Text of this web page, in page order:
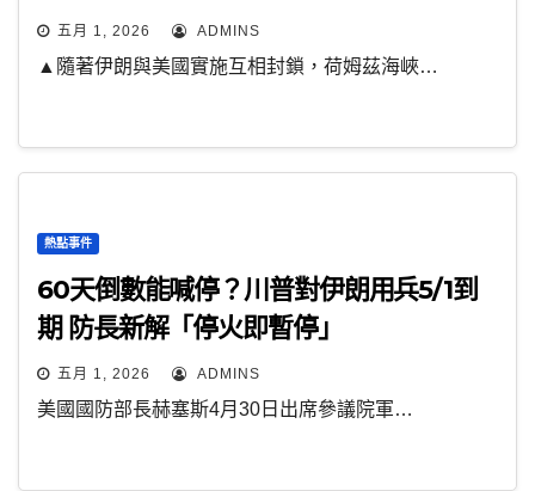
五月 1, 2026 ADMINS
▲隨著伊朗與美國實施互相封鎖，荷姆茲海峽…
熱點事件
60天倒數能喊停？川普對伊朗用兵5/1到
期 防長新解「停火即暫停」
五月 1, 2026 ADMINS
美國國防部長赫塞斯4月30日出席參議院軍…